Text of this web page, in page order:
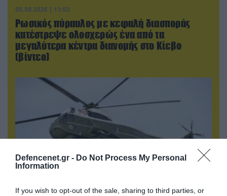
Defencenet.gr - Do Not Process My Personal
Information
If you wish to opt-out of the sale, sharing to third parties, or
05.08.2026 | 15:02
Ρωσικός πύραυλος με κεφαλή διασποράς
κατέστρεψε ολοσχερώς ένα από τα
μεγαλύτερα κέντρα διανομής στο Κίεβο
(βίντεο)